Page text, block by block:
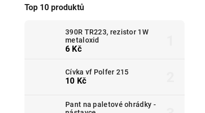
Top 10 produktů
390R TR223, rezistor 1W
metaloxid
6 Kč
Cívka vf Polfer 215
10 Kč
Pant na paletové ohrádky -